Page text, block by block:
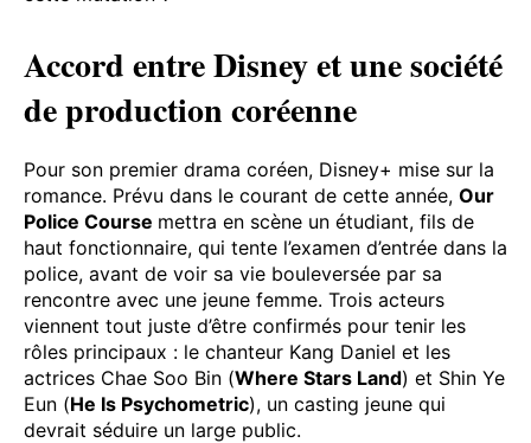
Accord entre Disney et une société
de production coréenne
Pour son premier drama coréen, Disney+ mise sur la
romance. Prévu dans le courant de cette année, Our
Police Course mettra en scène un étudiant, fils de
haut fonctionnaire, qui tente l’examen d’entrée dans la
police, avant de voir sa vie bouleversée par sa
rencontre avec une jeune femme. Trois acteurs
viennent tout juste d’être confirmés pour tenir les
rôles principaux : le chanteur Kang Daniel et les
actrices Chae Soo Bin (Where Stars Land) et Shin Ye
Eun (He Is Psychometric), un casting jeune qui
devrait séduire un large public.